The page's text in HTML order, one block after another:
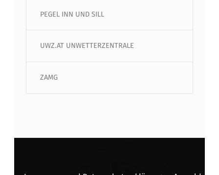
PEGEL INN UND SILL
UWZ.AT UNWETTERZENTRALE
ZAMG